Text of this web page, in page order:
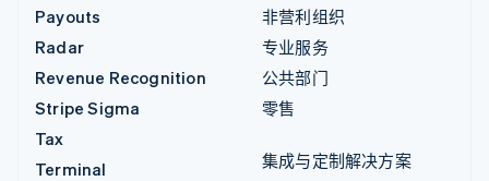
Payouts
Radar
Revenue Recognition
Stripe Sigma
Tax
Terminal
非营利组织
专业服务
公共部门
零售
集成与定制解决方案